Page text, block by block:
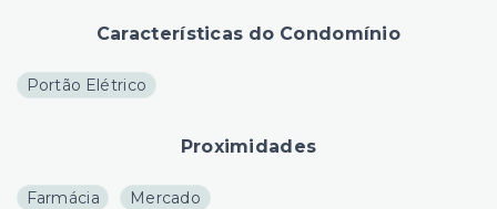
Características do Condomínio
Portão Elétrico
Proximidades
Farmácia Mercado